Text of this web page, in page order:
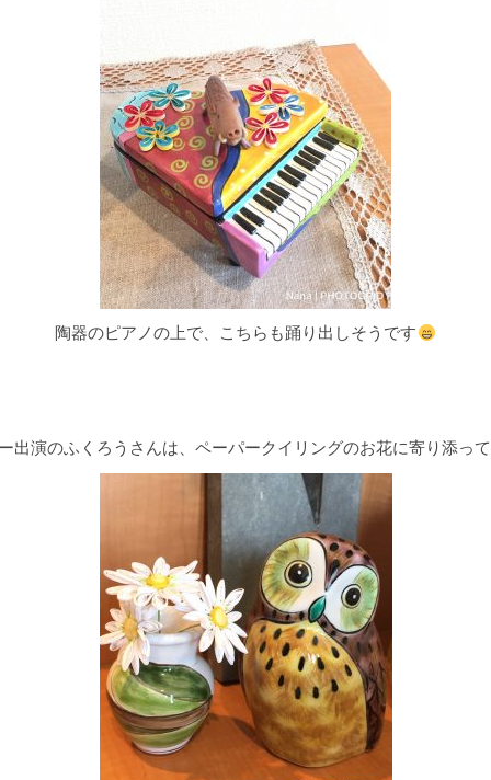
陶器のピアノの上で、こちらも踊り出しそうです
出演のふくろうさんは、ペーパークイリングのお花に寄り添っ